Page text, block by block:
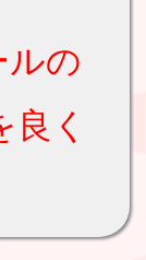
ルの
く